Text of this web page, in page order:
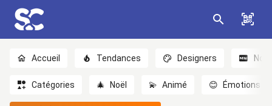
Accueil Tendances Designers
Catégories 🎄 Noël 💫 Animé 😊 Émotions